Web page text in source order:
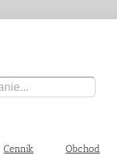
Cenník Obchod